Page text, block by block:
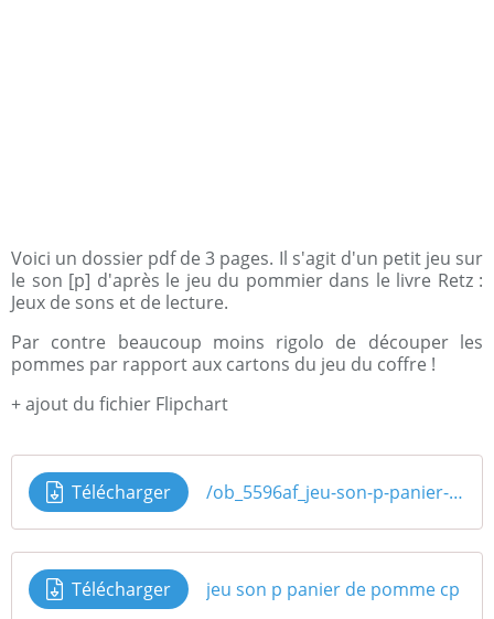
Voici un dossier pdf de 3 pages. Il s'agit d'un petit jeu sur
le son [p] d'après le jeu du pommier dans le livre Retz :
Jeux de sons et de lecture.
Par contre beaucoup moins rigolo de découper les
pommes par rapport aux cartons du jeu du coffre !
+ ajout du fichier Flipchart
Télécharger /ob_5596af_jeu-son-p-panier-de-pomme-cp
Télécharger jeu son p panier de pomme cp